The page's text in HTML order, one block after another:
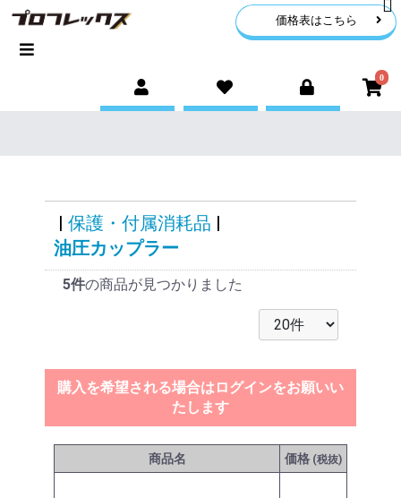
価格表はこちら
0
| 保護・付属消耗品 |
油圧カップラー
5件の商品が見つかりました
購入を希望される場合はログインをお願いい
たします
商品名 価格 (税抜)